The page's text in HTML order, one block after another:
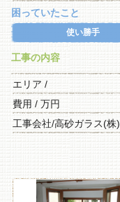
困っていたこと
使い勝手
工事の内容
エリア /
費用 / 万円
工事会社/高砂ガラス(株)